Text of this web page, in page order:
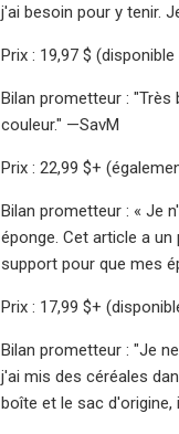
j'ai besoin pour y tenir.
Prix ​​: 19,97 $
Bilan prometteur :
couleur." —SavM
Prix ​​: 22,99 $+
Bilan prometteur : « Je
éponge. Cet article a
support pour que mes
Prix ​​: 17,99 $+
Bilan prometteur : "Je
j'ai mis des céréales
boîte et le sac d'origine,